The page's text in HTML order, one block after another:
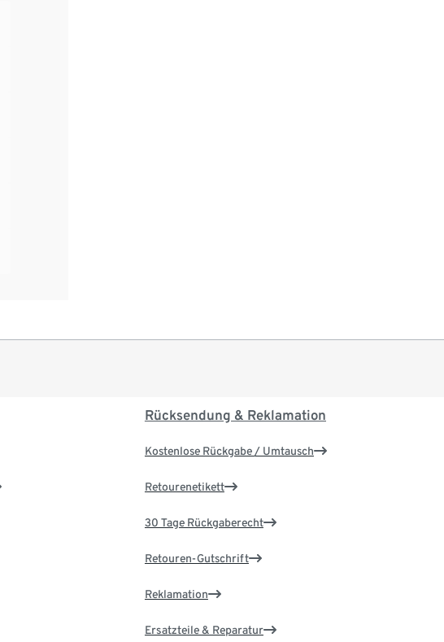
Rücksendung & Reklamation
Kostenlose Rückgabe / Umtausch
Retourenetikett
30 Tage Rückgaberecht
Retouren-Gutschrift
Reklamation
Ersatzteile & Reparatur